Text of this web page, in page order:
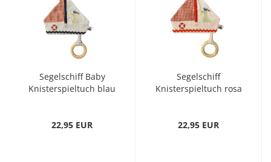
Segelschiff Baby
Knisterspieltuch blau
22,95 EUR
Segelschiff
Knisterspieltuch rosa
22,95 EUR